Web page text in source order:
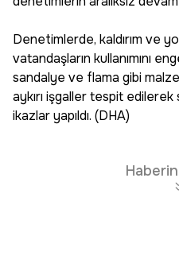
Denetimlerde, kaldırım ve
vatandaşların kullanımını
sandalye ve flama gibi
aykırı işgaller tespit
ikazlar yapıldı. (DHA)